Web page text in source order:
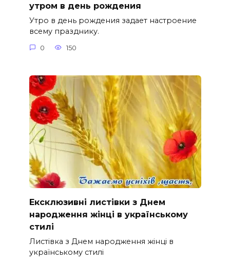
утром в день рождения
Утро в день рождения задает настроение
всему празднику.
0 150
Ексклюзивні листівки з Днем
народження жінці в українському
стилі
Листівка з Днем народження жінці в
українському стилі